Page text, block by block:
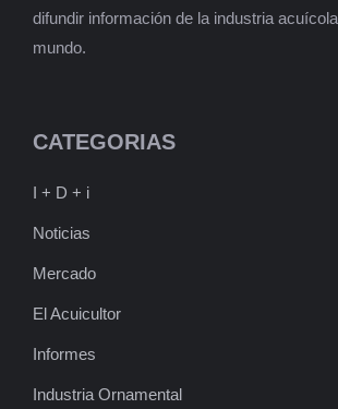
difundir información de la industria
mundo.
CATEGORIAS
I + D + i
Noticias
Mercado
El Acuicultor
Informes
Industria Ornamental